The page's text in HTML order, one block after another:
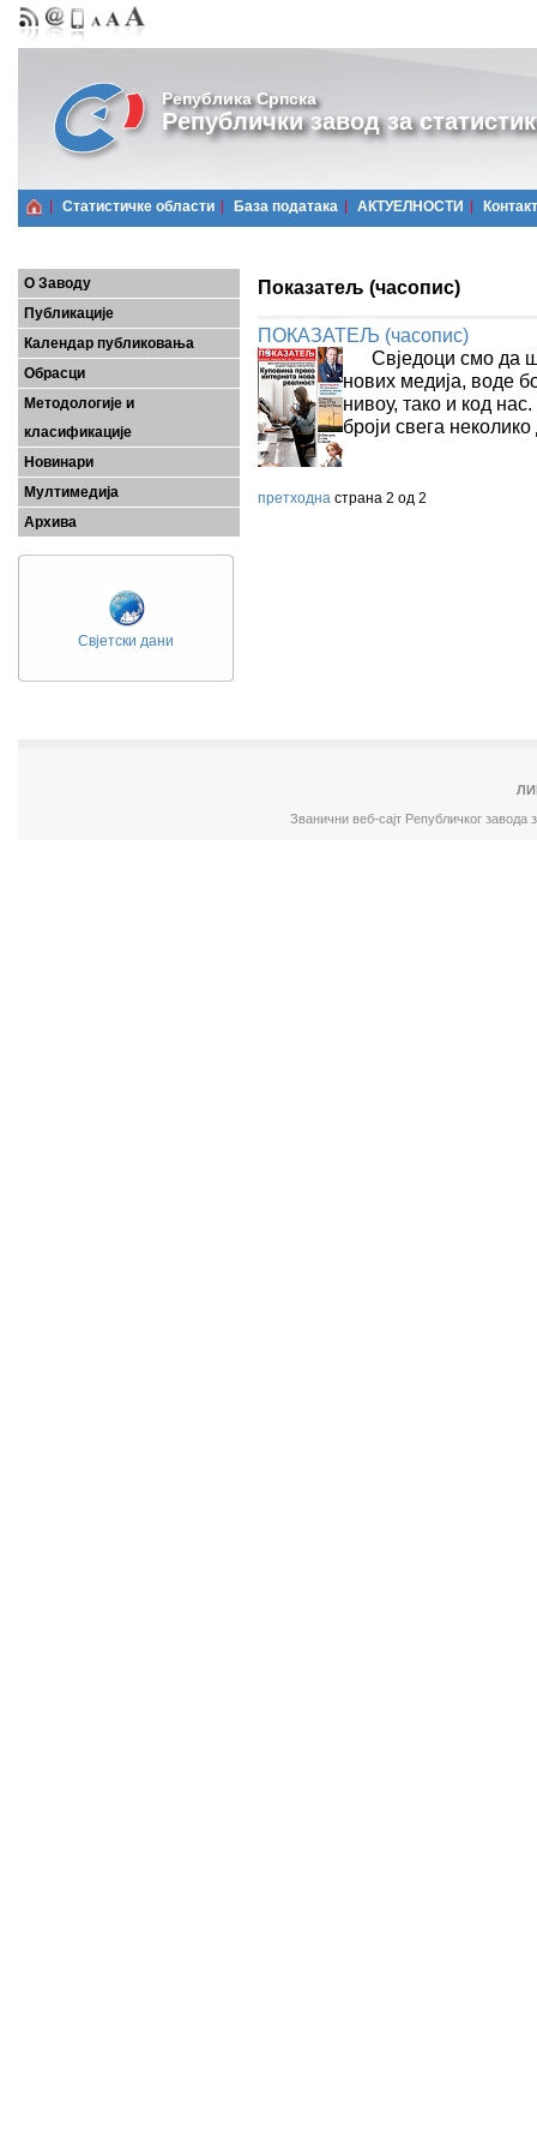
Република Српска
Републички завод за
Статистичке области Базa података АКТУЕЛНОСТИ Контакт
О Заводу
Публикације
Календар публиковања
Обрасци
Методологије и
класификације
Новинари
Мултимедија
Архива
Свјетски дани
Показатељ (часопис)
ПОКАЗАТЕЉ (часопис)
Свједоци смо да
нових медија, воде
нивоу, тако и код
броји свега
претходна страна 2 од 2
Званични веб-сајт Републичког